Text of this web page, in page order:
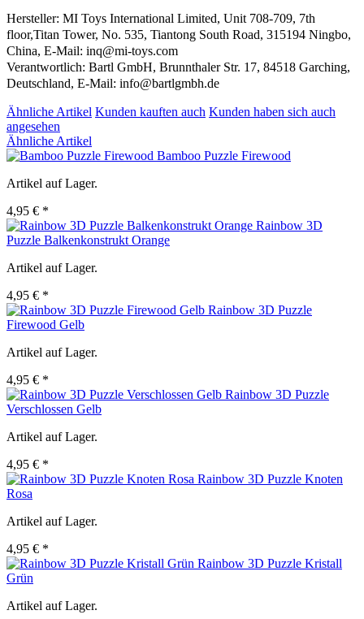
Hersteller: MI Toys International Limited, Unit 708-709, 7th
floor,Titan Tower, No. 535, Tiantong South Road, 315194 Ningbo,
China, E-Mail: inq@mi-toys.com
Verantwortlich: Bartl GmbH, Brunnthaler Str. 17, 84518 Garching,
Deutschland, E-Mail: info@bartlgmbh.de
Ähnliche Artikel Kunden kauften auch Kunden haben sich auch
angesehen
Ähnliche Artikel
Bamboo Puzzle Firewood
Artikel auf Lager.
4,95 € *
Rainbow 3D
Puzzle Balkenkonstrukt Orange
Artikel auf Lager.
4,95 € *
Rainbow 3D Puzzle
Firewood Gelb
Artikel auf Lager.
4,95 € *
Rainbow 3D Puzzle
Verschlossen Gelb
Artikel auf Lager.
4,95 € *
Rainbow 3D Puzzle Knoten
Rosa
Artikel auf Lager.
4,95 € *
Rainbow 3D Puzzle Kristall
Grün
Artikel auf Lager.